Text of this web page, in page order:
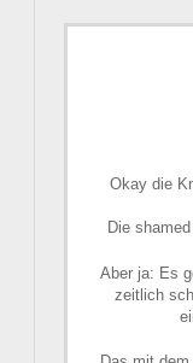
Okay die
Die
Aber ja: Es
zeitlich